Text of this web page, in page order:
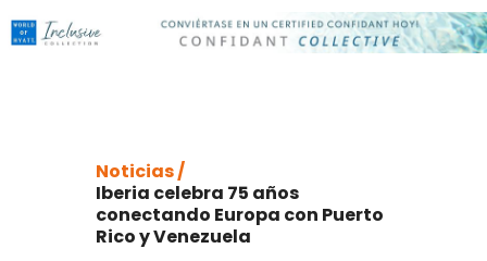
Noticias /
Iberia celebra 75 años
conectando Europa con Puerto
Rico y Venezuela